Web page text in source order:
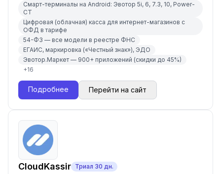
Смарт-терминалы на Android: Эвотор 5i, 6, 7.3, 10, Power-
СТ
Цифровая (облачная) касса для интернет-магазинов с
ОФД в тарифе
54-ФЗ — все модели в реестре ФНС
ЕГАИС, маркировка («Честный знак»), ЭДО
Эвотор.Маркет — 900+ приложений (скидки до 45%)
+16
Подробнее Перейти на сайт
CloudKassir Триал 30 дн.